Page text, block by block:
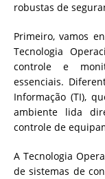
robustas de
Primeiro, vamos
Tecnologia
controle e
essenciais.
Informação (TI),
ambiente lida
controle de
A Tecnologia
de sistemas de